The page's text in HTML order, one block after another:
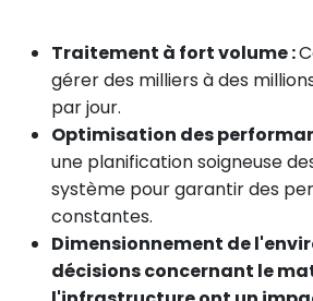
Traitement à fort volume :
gérer des milliers à des
par jour.
Optimisation des
une planification soigneuse
système pour garantir des
constantes.
Dimensionnement de
décisions concernant le